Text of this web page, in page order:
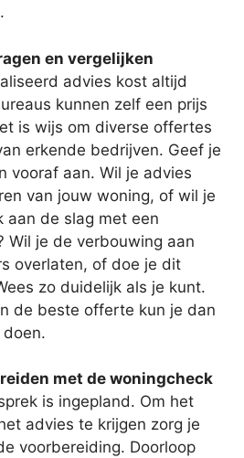
en vergelijken
advies kost altijd
kunnen zelf een prijs
is wijs om diverse offertes
erkende bedrijven. Geef je
vooraf aan. Wil je advies
van jouw woning, of wil je
aan de slag met een
Wil je de verbouwing aan
overlaten, of doe je dit
zo duidelijk als je kunt.
de beste offerte kun je dan
met de woningcheck
is ingepland. Om het
advies te krijgen zorg je
voorbereiding. Doorloop